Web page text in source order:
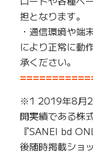
担となります。
・通信環境や端
により正常に動
承ください。
※1 2019年8月
開実績である株
『SANEI bd
後随時掲載ショ